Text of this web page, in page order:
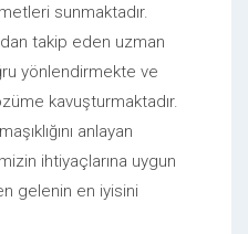
sunmaktadır.
takip eden uzman
yönlendirmekte ve
kavuşturmaktadır.
anlayan
ihtiyaçlarına uygun
gelenin en iyisini